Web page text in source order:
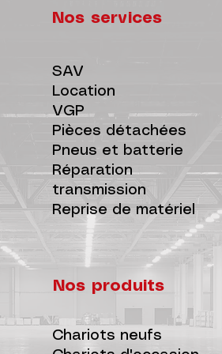
Nos services
SAV
Location
VGP
Pièces détachées
Pneus et batterie
Réparation
transmission
Reprise de matériel
Nos produits
Chariots neufs